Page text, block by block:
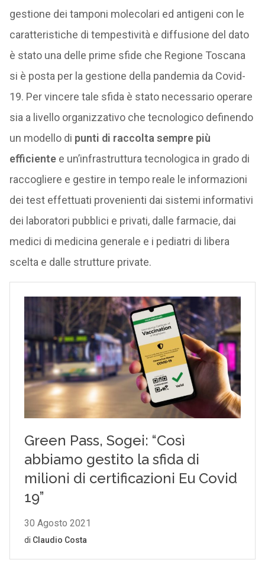
gestione dei tamponi molecolari ed antigeni con le
caratteristiche di tempestività e diffusione del dato
è stato una delle prime sfide che Regione Toscana
si è posta per la gestione della pandemia da Covid-
19. Per vincere tale sfida è stato necessario operare
sia a livello organizzativo che tecnologico definendo
un modello di punti di raccolta sempre più
efficientee un’infrastruttura tecnologica in grado di
raccogliere e gestire in tempo reale le informazioni
dei test effettuati provenienti dai sistemi informativi
dei laboratori pubblici e privati, dalle farmacie, dai
medici di medicina generale e i pediatri di libera
scelta e dalle strutture private.